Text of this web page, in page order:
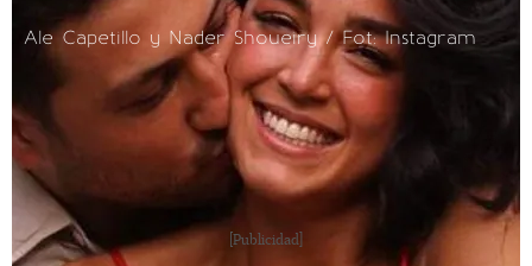
Ale Capetillo y Nader Shoueiry / Fot: Instagram
[Publicidad]